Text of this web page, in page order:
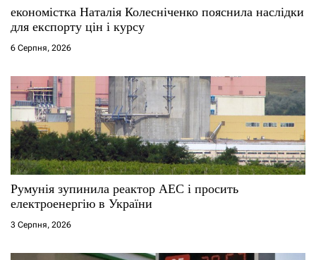
економістка Наталія Колесніченко пояснила наслідки
для експорту цін і курсу
6 Серпня, 2026
Румунія зупинила реактор АЕС і просить
електроенергію в України
3 Серпня, 2026